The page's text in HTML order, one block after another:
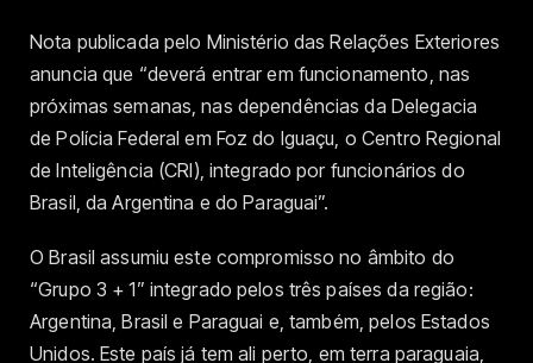
Nota publicada pelo Ministério das Relações Exteriores
anuncia que “deverá entrar em funcionamento, nas
próximas semanas, nas dependências da Delegacia
de Polícia Federal em Foz do Iguaçu, o Centro Regional
de Inteligência (CRI), integrado por funcionários do
Brasil, da Argentina e do Paraguai”.
O Brasil assumiu este compromisso no âmbito do
“Grupo 3 + 1” integrado pelos três países da região:
Argentina, Brasil e Paraguai e, também, pelos Estados
Unidos. Este país já tem ali perto, em terra paraguaia,